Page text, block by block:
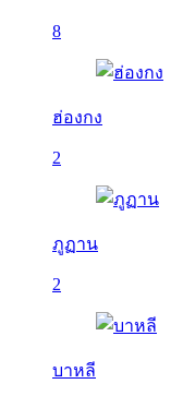
8
ฮ่องกง
2
ภูฏาน
2
บาหลี